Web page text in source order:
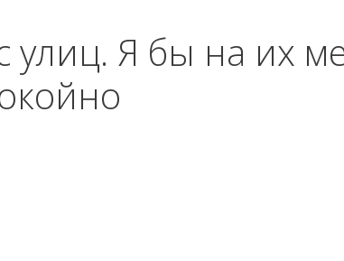
улиц. Я бы на их